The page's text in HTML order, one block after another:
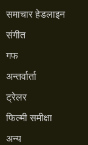
समाचार हेडलाइन
संगीत
गफ
अन्तर्वार्ता
ट्रेलर
फिल्मी समीक्षा
अन्य